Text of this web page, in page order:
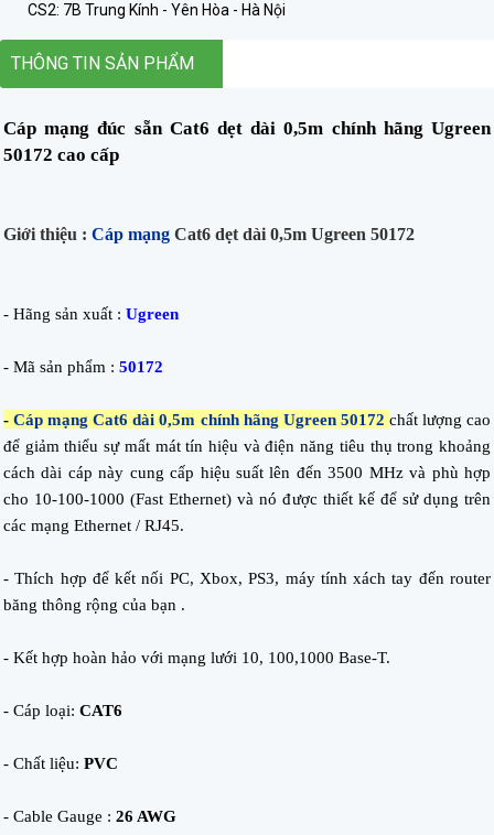
CS2: 7B Trung Kính - Yên Hòa - Hà Nội
THÔNG TIN SẢN PHẨM
Cáp mạng đúc sẵn Cat6 dẹt dài 0,5m chính hãng Ugreen
50172 cao cấp
Giới thiệu : Cáp mạng Cat6 dẹt dài 0,5m Ugreen 50172
- Hãng sản xuất : Ugreen
- Mã sản phẩm : 50172
-Cáp mạng Cat6 dài 0,5m chính hãng Ugreen 50172 chất lượng cao
để giảm thiểu sự mất mát tín hiệu và điện năng tiêu thụ trong khoảng
cách dài cáp này cung cấp hiệu suất lên đến 3500 MHz và phù hợp
cho 10-100-1000 (Fast Ethernet) và nó được thiết kế để sử dụng trên
các mạng Ethernet / RJ45.
- Thích hợp để kết nối PC, Xbox, PS3, máy tính xách tay đến router
băng thông rộng của bạn .
- Kết hợp hoàn hảo với mạng lưới 10, 100,1000 Base-T.
- Cáp loại: CAT6
- Chất liệu: PVC
- Cable Gauge : 26 AWG